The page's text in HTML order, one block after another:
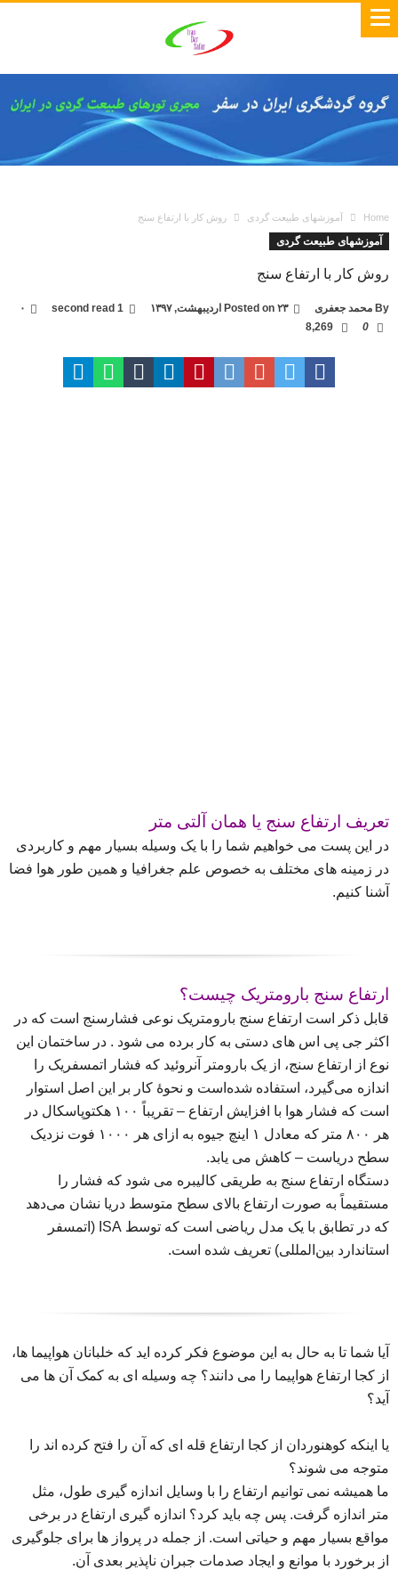
Home آموزشهای طبیعت گردی روش کار با ارتفاع سنج
آموزشهای طبیعت گردی
روش کار با ارتفاع سنج
By محمد جعفری Posted on ۲۳ اردیبهشت, ۱۳۹۷ 1 second read
۰
0
تعریف ارتفاع سنج یا همان آلتی متر
در این پست می خواهیم شما را با یک وسیله بسیار مهم و کاربردی
در زمینه های مختلف به خصوص علم جغرافیا و همین طور هوا فضا
آشنا کنیم.
ارتفاع سنج بارومتریک چیست؟
قابل ذکر است ارتفاع سنج بارومتریک نوعی فشارسنج است که در
اکثر جی پی اس های دستی به کار برده می شود . در ساختمان این
نوع از ارتفاع سنج، از یک بارومتر آنروئید که فشار اتمسفریک را
اندازه می‌گیرد، استفاده شده‌است و نحوهٔ کار بر این اصل استوار
است که فشار هوا با افزایش ارتفاع – تقریباً ۱۰۰ هکتوپاسکال در
هر ۸۰۰ متر که معادل ۱ اینچ جیوه به ازای هر ۱۰۰۰ فوت نزدیک
سطح دریاست – کاهش می یابد.
دستگاه ارتفاع سنج به طریقی کالیبره می شود که فشار را
مستقیماً به صورت ارتفاع بالای سطح متوسط دریا نشان می‌دهد
که در تطابق با یک مدل ریاضی است که توسط ISA (اتمسفر
استاندارد بین‌المللی) تعریف شده است.
آیا شما تا به حال به این موضوع فکر کرده اید که خلبانان هواپیما ها،
از کجا ارتفاع هواپیما را می دانند؟ چه وسیله ای به کمک آن ها می
آید؟
یا اینکه کوهنوردان از کجا ارتفاع قله ای که آن را فتح کرده اند را
متوجه می شوند؟
ما همیشه نمی توانیم ارتفاع را با وسایل اندازه گیری طول، مثل
متر اندازه گرفت. پس چه باید کرد؟ اندازه گیری ارتفاع در برخی
مواقع بسیار مهم و حیاتی است. از جمله در پرواز ها برای جلوگیری
از برخورد با موانع و ایجاد صدمات جبران ناپذیر بعدی آن.